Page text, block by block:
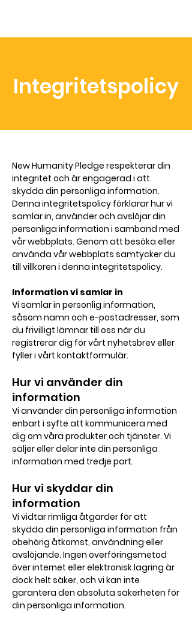
Integritetspolicy
New Humanity Pledge respekterar din
integritet och är engagerad i att
skydda din personliga information.
Denna integritetspolicy förklarar hur vi
samlar in, använder och avslöjar din
personliga information i samband med
vår webbplats. Genom att besöka eller
använda vår webbplats samtycker du
till villkoren i denna integritetspolicy.
Information vi samlar in
Vi samlar in personlig information,
såsom namn och e-postadresser, som
du frivilligt lämnar till oss när du
registrerar dig för vårt nyhetsbrev eller
fyller i vårt kontaktformulär.
Hur vi använder din
information
Vi använder din personliga information
enbart i syfte att kommunicera med
dig om våra produkter och tjänster. Vi
säljer eller delar inte din personliga
information med tredje part.
Hur vi skyddar din
information
Vi vidtar rimliga åtgärder för att
skydda din personliga information från
obehörig åtkomst, användning eller
avslöjande. Ingen överföringsmetod
över internet eller elektronisk lagring är
dock helt säker, och vi kan inte
garantera den absoluta säkerheten för
din personliga information.